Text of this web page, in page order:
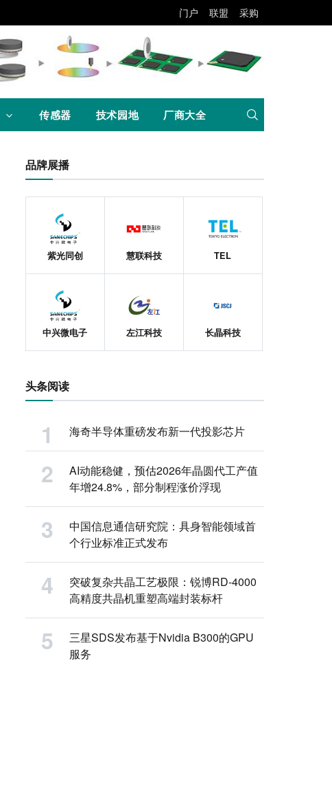
门户 联盟 采购
传感器 技术园地 厂商大全
品牌展播
紫光同创 慧联科技 TEL
中兴微电子 左江科技 长晶科技
头条阅读
海奇半导体重磅发布新一代投影芯片
AI动能稳健，预估2026年晶圆代工产值
年增24.8%，部分制程涨价浮现
中国信息通信研究院：具身智能领域首
个行业标准正式发布
突破复杂共晶工艺极限：锐博RD-4000
高精度共晶机重塑高端封装标杆
三星SDS发布基于Nvidia B300的GPU
服务